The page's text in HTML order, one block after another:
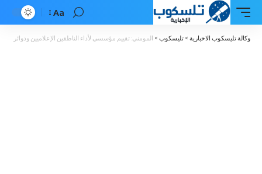
Font
Resizer
Aa
وكالة تليسكوب الاخبارية > تليسكوب > المومني: تقييم مؤسسي لأداء الناطقين الإعلاميين ودوائر